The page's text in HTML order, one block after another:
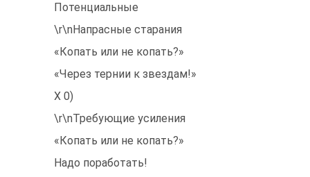
Потенциальные
\r\nНапрасные старания
«Копать или не копать?»
«Через тернии к звездам!»
X 0)
\r\nТребующие усиления
«Копать или не копать?»
Надо поработать!